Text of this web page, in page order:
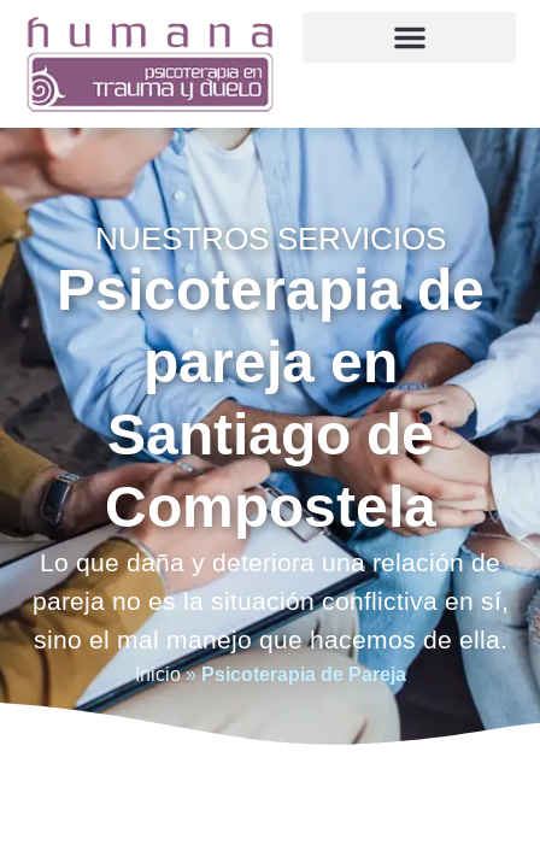
NUESTROS SERVICIOS
Psicoterapia de
pareja en
Santiago de
Compostela
Lo que daña y deteriora una relación de
pareja no es la situación conflictiva en sí,
sino el mal manejo que hacemos de ella.
Inicio»Psicoterapia de Pareja